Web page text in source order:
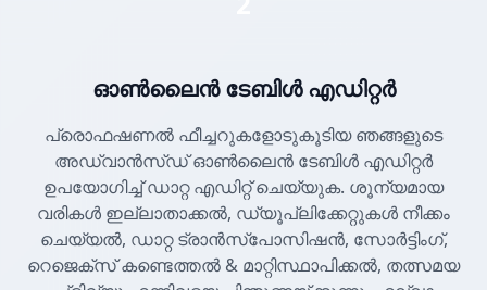
ഓൺലൈൻ ടേബിൾ എഡിറ്റർ
പ്രൊഫഷണൽ ഫീച്ചറുകളോടുകൂടിയ ഞങ്ങളുടെ
അഡ്വാൻസ്ഡ് ഓൺലൈൻ ടേബിൾ എഡിറ്റർ
ഉപയോഗിച്ച് ഡാറ്റ എഡിറ്റ് ചെയ്യുക. ശൂന്യമായ
വരികൾ ഇല്ലാതാക്കൽ, ഡ്യൂപ്ലിക്കേറ്റുകൾ നീക്കം
ചെയ്യൽ, ഡാറ്റ ട്രാൻസ്പോസിഷൻ, സോർട്ടിംഗ്,
റെജെക്സ് കണ്ടെത്തൽ & മാറ്റിസ്ഥാപിക്കൽ, തത്സമയ